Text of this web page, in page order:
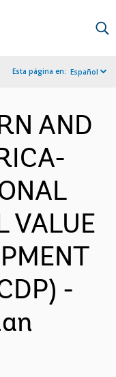
Esta página en: Español
AND
VALUE
-